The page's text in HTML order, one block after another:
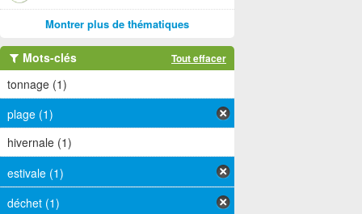
Montrer plus de thématiques
Mots-clés Tout effacer
tonnage (1)
plage (1)
hivernale (1)
estivale (1)
déchet (1)